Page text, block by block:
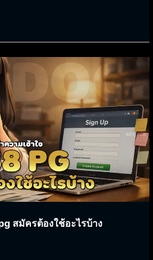
สมัครต้องใช้อะไรบ้าง